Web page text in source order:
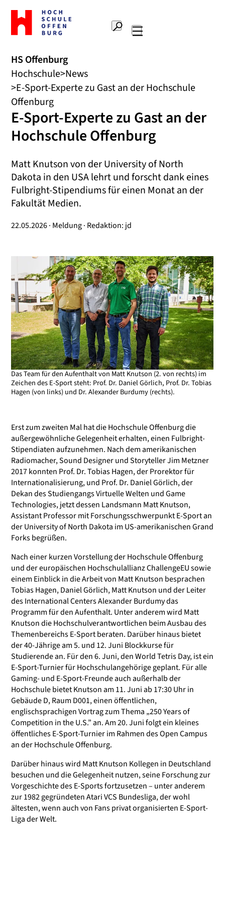
Zur
Startseite
Hochschule
Suche
HS Offenburg
Hochschule News
E-Sport-Experte zu Gast an der Hochschule
Offenburg
E-Sport-Experte zu Gast an der
Hochschule Offenburg
Matt Knutson von der University of North
Dakota in den USA lehrt und forscht dank eines
Fulbright-Stipendiums für einen Monat an der
Fakultät Medien.
22.05.2026 · Meldung · Redaktion: jd
Das Team für den Aufenthalt von Matt Knutson (2. von rechts) im
Zeichen des E-Sport steht: Prof. Dr. Daniel Görlich, Prof. Dr. Tobias
Hagen (von links) und Dr. Alexander Burdumy (rechts).
Erst zum zweiten Mal hat die Hochschule Offenburg die
außergewöhnliche Gelegenheit erhalten, einen Fulbright-
Stipendiaten aufzunehmen. Nach dem amerikanischen
Radiomacher, Sound Designer und Storyteller Jim Metzner
2017 konnten Prof. Dr. Tobias Hagen, der Prorektor für
Internationalisierung, und Prof. Dr. Daniel Görlich, der
Dekan des Studiengangs Virtuelle Welten und Game
Technologies, jetzt dessen Landsmann Matt Knutson,
Assistant Professor mit Forschungsschwerpunkt E-Sport an
der University of North Dakota im US-amerikanischen Grand
Forksbegrüßen.
Nach einer kurzen Vorstellung der Hochschule Offenburg
und der europäischen Hochschulallianz ChallengeEU sowie
einem Einblick in die Arbeit von Matt Knutson besprachen
Tobias Hagen, Daniel Görlich, Matt Knutson und der Leiter
des International Centers Alexander Burdumy das
Programm für den Aufenthalt. Unter anderem wird Matt
Knutson die Hochschulverantwortlichen beim Ausbau des
Themenbereichs E-Sport beraten. Darüber hinaus bietet
der 40-Jährige am 5. und 12. Juni Blockkurse für
Studierende an. Für den 6. Juni, den World Tetris Day, ist ein
E-Sport-Turnier für Hochschulangehörige geplant. Für alle
Gaming- und E-Sport-Freunde auch außerhalb der
Hochschule bietet Knutson am 11. Juni ab 17:30 Uhr in
Gebäude D, Raum D001, einen öffentlichen,
englischsprachigen Vortrag zum Thema „250 Years of
Competition in the U.S.” an. Am 20. Juni folgt ein kleines
öffentliches E-Sport-Turnier im Rahmen des Open Campus
an der Hochschule Offenburg.
Darüber hinaus wird Matt Knutson Kollegen in Deutschland
besuchen und die Gelegenheit nutzen, seine Forschung zur
Vorgeschichte des E-Sports fortzusetzen – unter anderem
zur 1982 gegründeten Atari VCS Bundesliga, der wohl
ältesten, wenn auch von Fans privat organisierten E-Sport-
Liga der Welt.